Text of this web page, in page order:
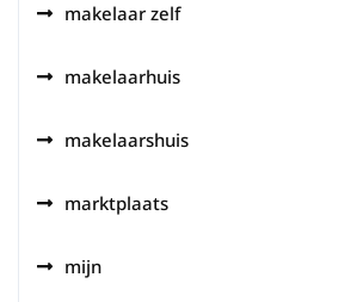
makelaar zelf
makelaarhuis
makelaarshuis
marktplaats
mijn